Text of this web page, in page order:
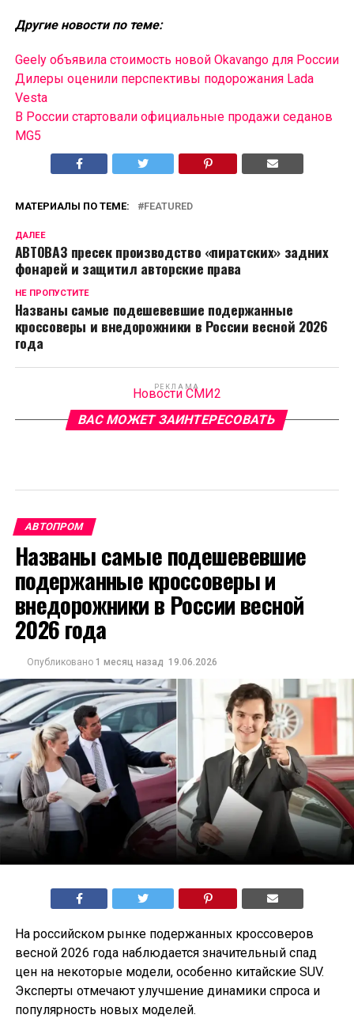
Другие новости по теме:
Geely объявила стоимость новой Okavango для России
Дилеры оценили перспективы подорожания Lada
Vesta
В России cтартовали официальные продажи седанов
MG5
МАТЕРИАЛЫ ПО ТЕМЕ: FEATURED
ДАЛЕЕ
АВТОВАЗ пресек производство «пиратских» задних
фонарей и защитил авторские права
НЕ ПРОПУСТИТЕ
Названы самые подешевевшие подержанные
кроссоверы и внедорожники в России весной 2026
года
РЕКЛАМА
Новости СМИ2
ВАС МОЖЕТ ЗАИНТЕРЕСОВАТЬ
АВТОПРОМ
Названы самые подешевевшие
подержанные кроссоверы и
внедорожники в России весной
2026 года
Опубликовано 1 месяц назад 19.06.2026
На российском рынке подержанных кроссоверов
весной 2026 года наблюдается значительный спад
цен на некоторые модели, особенно китайские SUV.
Эксперты отмечают улучшение динамики спроса и
популярность новых моделей.